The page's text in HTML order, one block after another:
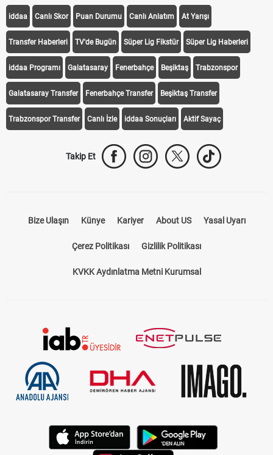
iddaa Canlı Skor Puan Durumu Canlı Anlatım At Yarışı
Transfer Haberleri TV'de Bugün Süper Lig Fikstür Süper Lig Haberleri
iddaa Programı Galatasaray Fenerbahçe Beşiktaş Trabzonspor
Galatasaray Transfer Fenerbahçe Transfer Beşiktaş Transfer
Trabzonspor Transfer Canlı İzle iddaa Sonuçları Aktif Sayaç
Takip Et
Bize Ulaşın Künye Kariyer About US Yasal Uyarı
Çerez Politikası Gizlilik Politikası
KVKK Aydınlatma Metni Kurumsal